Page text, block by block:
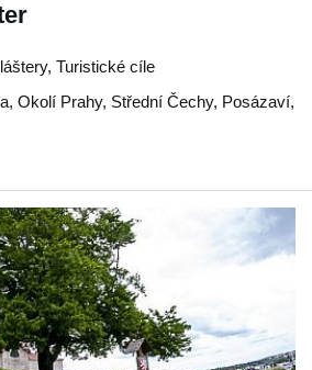
Turistické cíle
, Okolí Prahy, Střední Čechy, Posázaví,